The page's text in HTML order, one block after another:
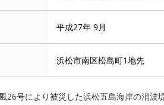
平成27年 9月
浜松市南区松島町1地先
26号により被災した浜松五島海岸の消